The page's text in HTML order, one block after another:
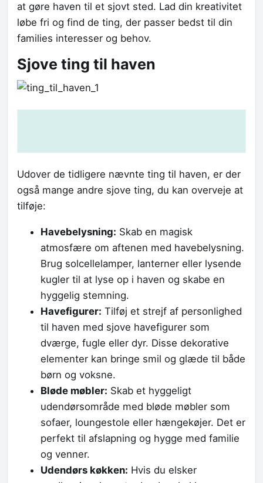
at gøre haven til et sjovt sted. Lad din kreativitet
løbe fri og find de ting, der passer bedst til din
families interesser og behov.
Sjove ting til haven
Udover de tidligere nævnte ting til haven, er der
også mange andre sjove ting, du kan overveje at
tilføje:
Havebelysning: Skab en magisk
atmosfære om aftenen med havebelysning.
Brug solcellelamper, lanterner eller lysende
kugler til at lyse op i haven og skabe en
hyggelig stemning.
Havefigurer: Tilføj et strejf af personlighed
til haven med sjove havefigurer som
dværge, fugle eller dyr. Disse dekorative
elementer kan bringe smil og glæde til både
børn og voksne.
Bløde møbler: Skab et hyggeligt
udendørsområde med bløde møbler som
sofaer, loungestole eller hængekøjer. Det er
perfekt til afslapning og hygge med familie
og venner.
Udendørs køkken: Hvis du elsker